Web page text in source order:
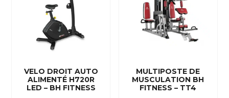
VELO DROIT AUTO
ALIMENTÉ H720R
LED – BH FITNESS
MULTIPOSTE DE
MUSCULATION BH
FITNESS – TT4